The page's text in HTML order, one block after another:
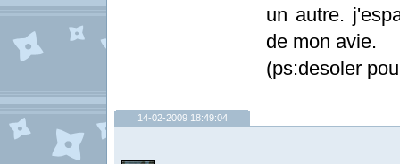
un autre.
de mon avie.
(ps:desoler
14-02-2009 18:49:04